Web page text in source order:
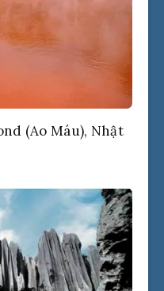
(Ao Máu), Nhật